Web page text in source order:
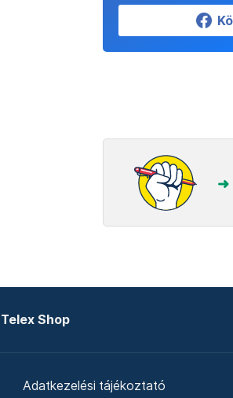
Telex Shop
Adatkezelési tájékoztató